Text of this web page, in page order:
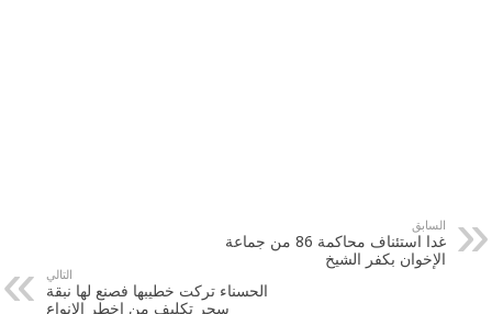
السابق
غدا استئناف محاكمة 86 من جماعة
الإخوان بكفر الشيخ
التالي
الحسناء تركت خطيبها فصنع لها نبقة
سحر تكليف من اخطر الانواع